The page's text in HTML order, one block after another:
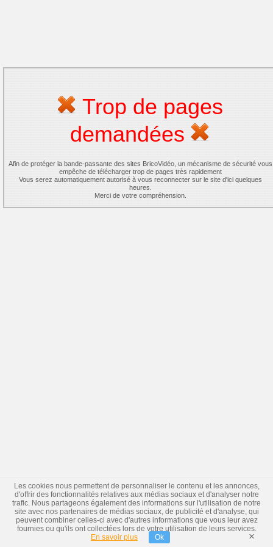
Trop de pages
demandées
Afin de protéger la bande-passante des sites BricoVidéo, un mécanisme de sécurité vous
empêche de télécharger trop de pages très rapidement
Vous serez automatiquement autorisé à vous reconnecter sur le site d'ici quelques
heures.
Merci de votre compréhension.
Les cookies nous permettent de personnaliser le contenu et les annonces,
d'offrir des fonctionnalités relatives aux médias sociaux et d'analyser notre
trafic. Nous partageons également des informations sur l'utilisation de notre
site avec nos partenaires de médias sociaux, de publicité et d'analyse, qui
peuvent combiner celles-ci avec d'autres informations que vous leur avez
fournies ou qu'ils ont collectées lors de votre utilisation de leurs services.
En savoir plus
Ok ×